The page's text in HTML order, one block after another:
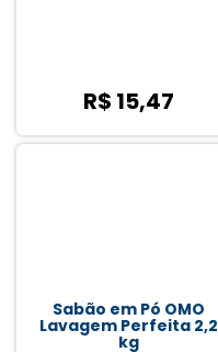
Omo (4)
Proclean (2)
UFE (1)
R$ 15,47
Sabão em Pó OMO
Lavagem Perfeita 2,2
kg